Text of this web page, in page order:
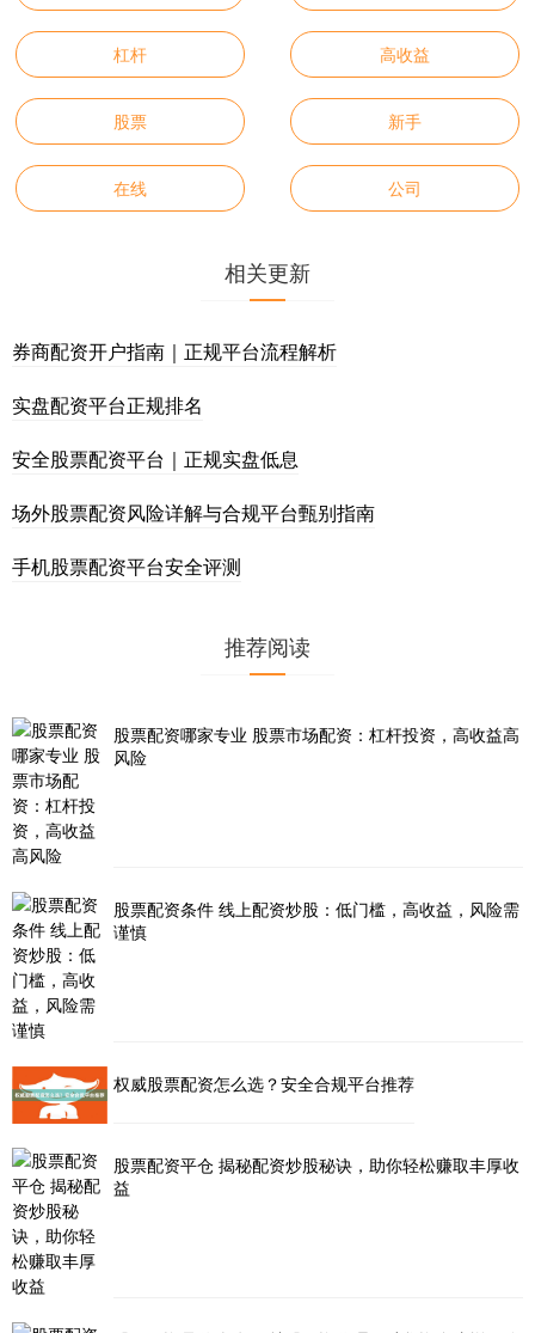
杠杆 高收益
股票 新手
在线 公司
相关更新
券商配资开户指南｜正规平台流程解析
实盘配资平台正规排名
安全股票配资平台｜正规实盘低息
场外股票配资风险详解与合规平台甄别指南
手机股票配资平台安全评测
推荐阅读
股票配资哪家专业 股票市场配资：杠杆投资，高收益高
风险
股票配资条件 线上配资炒股：低门槛，高收益，风险需
谨慎
权威股票配资怎么选？安全合规平台推荐
股票配资平仓 揭秘配资炒股秘诀，助你轻松赚取丰厚收
益